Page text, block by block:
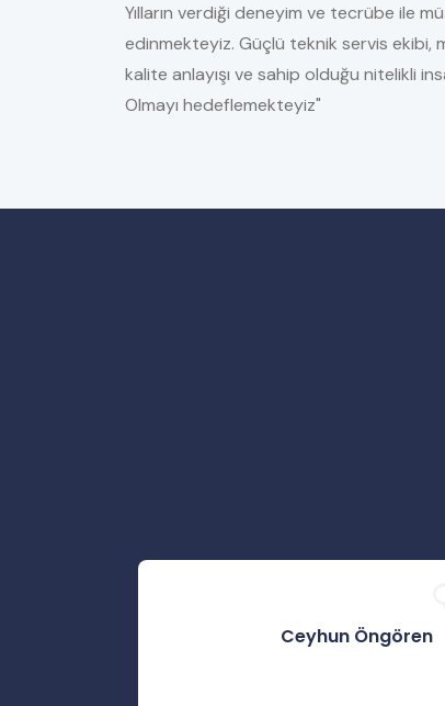
Yılların verdiği deneyim ve tecrübe ile
edinmekteyiz. Güçlü teknik servis ekibi,
kalite anlayışı ve sahip olduğu nitelikli
Olmayı hedeflemekteyiz"
Ceyhun Öngören